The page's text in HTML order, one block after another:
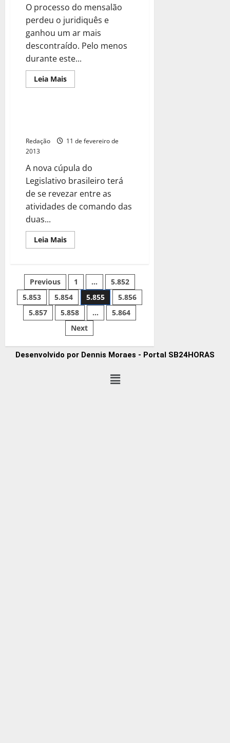
O processo do mensalão
perdeu o juridiquês e
ganhou um ar mais
descontraído. Pelo menos
durante este...
Leia Mais
Redação
11 de fevereiro de
2013
A nova cúpula do
Legislativo brasileiro terá
de se revezar entre as
atividades de comando das
duas...
Leia Mais
Previous 1 …
5.852
5.853
5.854 5.855
5.856
5.857
5.858 …
5.864
Next
Desenvolvido por Dennis Moraes - Portal SB24HORAS